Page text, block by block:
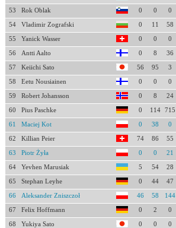
53 Rok Oblak 0 0 0
54 Vladimir Zografski 0 11 58
55 Yanick Wasser 0 0 0
56 Antti Aalto 0 8 36
57 Keiichi Sato 56 95 3
58 Eetu Nousiainen 0 0 0
59 Robert Johansson 0 8 24
60 Pius Paschke 0 114 715
61 Maciej Kot 0 38 0
62 Killian Peier 74 86 55
63 Piotr Żyła 0 0 21
64 Yevhen Marusiak 5 54 28
65 Stephan Leyhe 0 44 47
66 Aleksander Zniszczoł 46 58 144
67 Felix Hoffmann 0 2 0
68 Yukiya Sato 0 0 0